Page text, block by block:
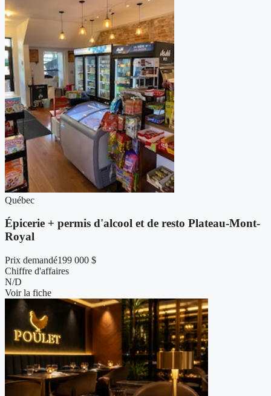
Québec
Épicerie + permis d'alcool et de resto Plateau-Mont-
Royal
Prix demandé199 000 $
Chiffre d'affaires
N/D
Voir la fiche